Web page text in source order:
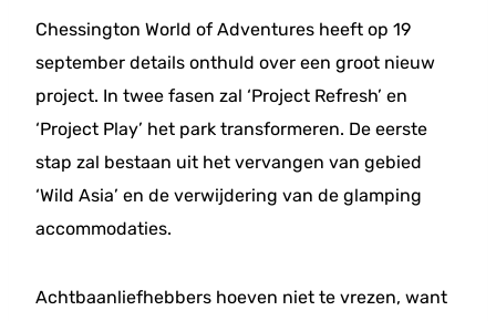
Chessington World of Adventures heeft op 19
september details onthuld over een groot nieuw
project. In twee fasen zal ‘Project Refresh’ en
‘Project Play’ het park transformeren. De eerste
stap zal bestaan uit het vervangen van gebied
‘Wild Asia’ en de verwijdering van de glamping
accommodaties.
Achtbaanliefhebbers hoeven niet te vrezen, want